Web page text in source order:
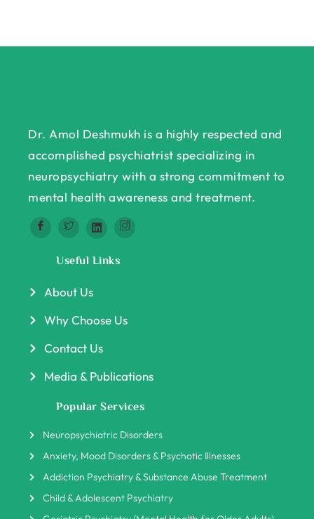
Dr. Amol Deshmukh is a highly respected and
accomplished psychiatrist specializing in
neuropsychiatry with a strong commitment to
mental health awareness and treatment.
Useful Links
About Us
Why Choose Us
Contact Us
Media & Publications
Popular Services
Neuropsychiatric Disorders
Anxiety, Mood Disorders & Psychotic Illnesses
Addiction Psychiatry & Substance Abuse Treatment
Child & Adolescent Psychiatry